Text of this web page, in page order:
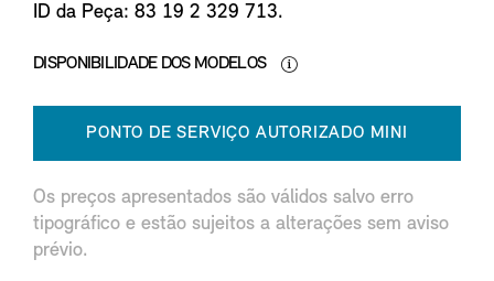
ID da Peça: 83 19 2 329 713.
DISPONIBILIDADE DOS MODELOS
PONTO DE SERVIÇO AUTORIZADO MINI
Os preços apresentados são válidos salvo erro
tipográfico e estão sujeitos a alterações sem aviso
prévio.